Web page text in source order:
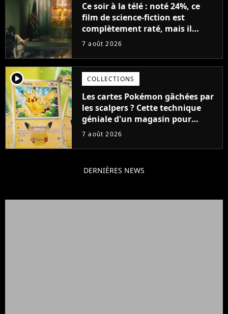
Ce soir à la télé : noté 24%, ce
film de science-fiction est
complètement raté, mais il
aurait pu être encore pire à
7 août 2026
player2 COLLECTIONS
Les cartes Pokémon gâchées par
les scalpers ? Cette technique
géniale d'un magasin pour
ruiner les revendeurs
7 août 2026
DERNIÈRES NEWS